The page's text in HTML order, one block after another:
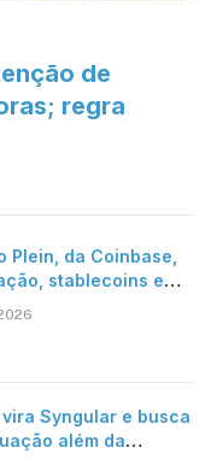
de
regra
Plein, da Coinbase,
stablecoins e
Syngular e busca
além da